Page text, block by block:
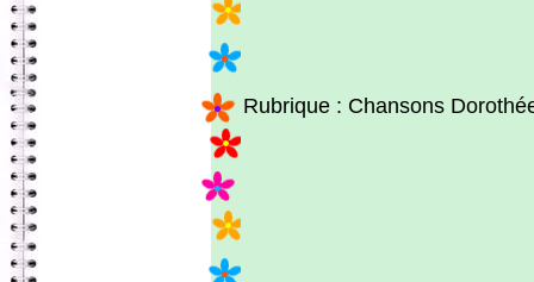
Rubrique : Chansons